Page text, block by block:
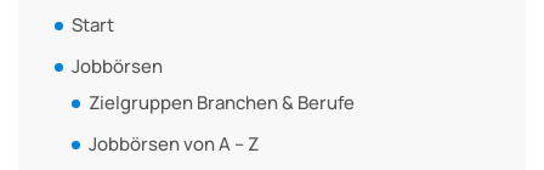
Start
Jobbörsen
Zielgruppen Branchen & Berufe
Jobbörsen von A – Z